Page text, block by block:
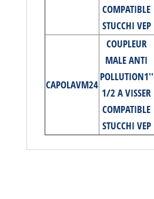
COMPATIBLE
STUCCHI VEP
CAPOLAVM24
COUPLEUR
MALE ANTI
POLLUTION1''
1/2 A VISSER
COMPATIBLE
STUCCHI VEP